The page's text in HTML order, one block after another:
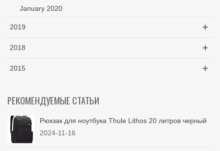
January 2020
2019
2018
2015
РЕКОМЕНДУЕМЫЕ СТАТЬИ
Рюкзак для ноутбука Thule Lithos 20 литров черный
2024-11-16